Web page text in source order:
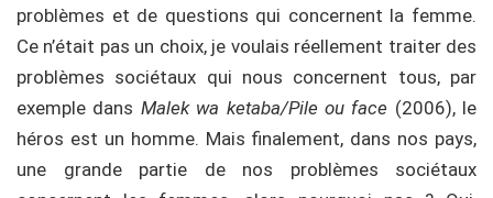
problèmes et de questions qui concernent la femme.
Ce n’était pas un choix, je voulais réellement traiter des
problèmes sociétaux qui nous concernent tous, par
exemple dans Malek wa ketaba/Pile ou face (2006), le
héros est un homme. Mais finalement, dans nos pays,
une grande partie de nos problèmes sociétaux